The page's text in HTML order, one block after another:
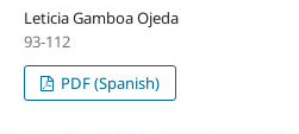
Leticia Gamboa Ojeda
93-112
PDF (Spanish)